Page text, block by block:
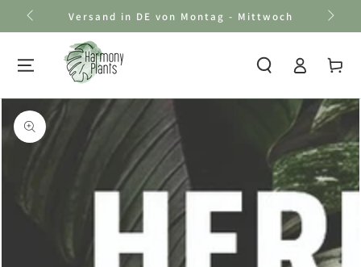
Zum Inhalt
springenVersand in DE von Montag - Mittwoch
Einloggen
Zu den
Produktinformationen
springen